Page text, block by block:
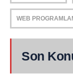
WEB
Son